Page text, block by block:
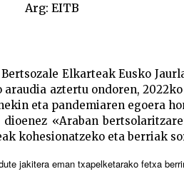
Arg: EITB
Bertsozale Elkarteak Eusko
araudia aztertu ondoren,
eta pandemiaren egoera
«Araban
kohesionatzeko eta berriak
jakitera eman txapelketarako fetxa